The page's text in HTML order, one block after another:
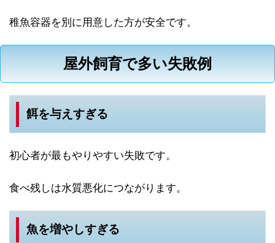
稚魚容器を別に用意した方が安全です。
屋外飼育で多い失敗例
餌を与えすぎる
初心者が最もやりやすい失敗です。
食べ残しは水質悪化につながります。
魚を増やしすぎる